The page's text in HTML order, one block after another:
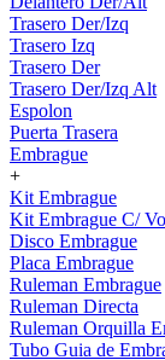
Trasero Der/Izq
Trasero Izq
Trasero Der
Trasero Der/Izq Alt
Espolon
Puerta Trasera
Embrague
+
Kit Embrague
Kit Embrague C/
Disco Embrague
Placa Embrague
Ruleman Embrague
Ruleman Directa
Ruleman Orquilla
Tubo Guia de